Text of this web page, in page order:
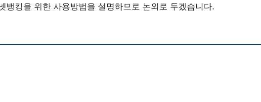
뱅킹을 위한 사용방법을 설명하므로 논외로 두겠습니다.